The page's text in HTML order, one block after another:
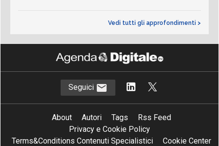
Vedi tutti gli approfondimenti >
Seguici
About Autori Tags
Rss Feed
Privacy e Cookie Policy
Terms&Conditions Contenuti Specialistici
Cookie Center